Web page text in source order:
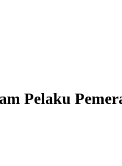
Pelaku